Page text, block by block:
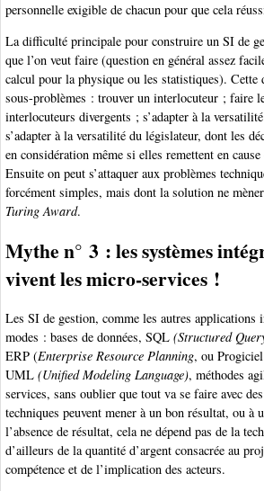
personnelle exigible de chacun pour que cela
La difficulté principale pour construire un SI de
que l’on veut faire (question en général assez
calcul pour la physique ou les statistiques). Cette
sous-problèmes : trouver un interlocuteur ; faire
interlocuteurs divergents ; s’adapter à la
s’adapter à la versatilité du législateur, dont les
en considération même si elles remettent en
Ensuite on peut s’attaquer aux problèmes
forcément simples, mais dont la solution ne
Turing Award.
Mythe n° 3 : les systèmes
vivent les micro-services !
Les SI de gestion, comme les autres applications
modes : bases de données, SQL (Structured
ERP (Enterprise Resource Planning, ou
UML (Unified Modeling Language), méthodes
services, sans oublier que tout va se faire avec
techniques peuvent mener à un bon résultat, ou à
l’absence de résultat, cela ne dépend pas de la
d’ailleurs de la quantité d’argent consacrée au
compétence et de l’implication des acteurs.